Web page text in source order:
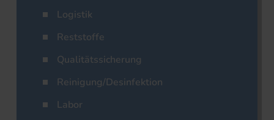
Logistik
Reststoffe
Qualitätssicherung
Reinigung/Desinfektion
Labor